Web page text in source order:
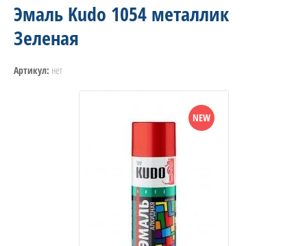
Эмаль Kudo 1054 металлик
Зеленая
Артикул: нет
NEW